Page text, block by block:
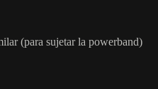
(para sujetar la powerband)